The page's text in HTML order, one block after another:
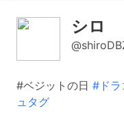
シロ
#ベジットの日 #ドラ
ュタグ